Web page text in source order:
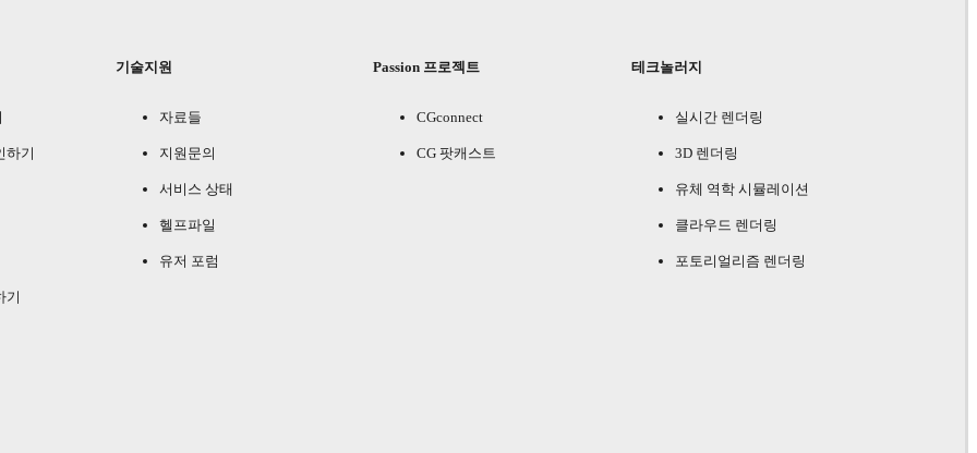
하기
기
기술지원
자료들
지원문의
서비스 상태
헬프파일
유저 포럼
Passion 프로젝트
CGconnect
CG 팟캐스트
테크놀러지
실시간 렌더링
3D 렌더링
유체 역학 시뮬레이션
클라우드 렌더링
포토리얼리즘 렌더링